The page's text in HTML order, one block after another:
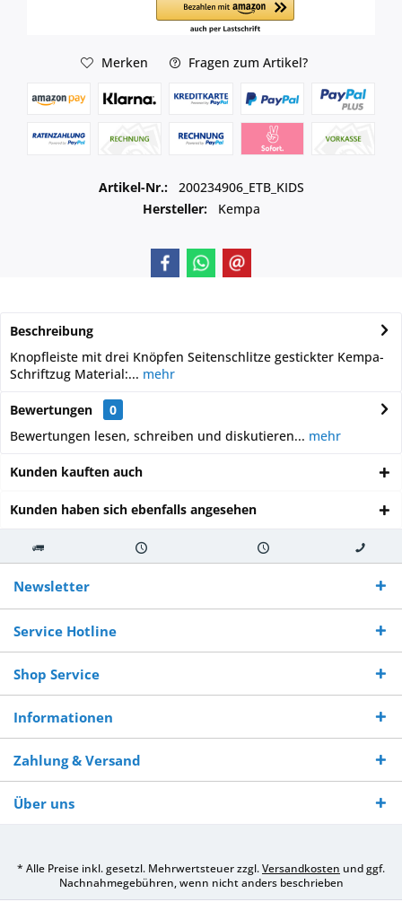
Merken Fragen zum Artikel?
Artikel-Nr.:
200234906_ETB_KIDS
Hersteller:
Kempa
Beschreibung
Knopfleiste mit drei Knöpfen Seitenschlitze gestickter Kempa-
Schriftzug Material:... mehr
Bewertungen
0
Bewertungen lesen, schreiben und diskutieren... mehr
Kunden kauften auch
Kunden haben sich ebenfalls angesehen
Kostenloser
Versand ab €
250,-
Versand innerhalb von Versand von So erreichen
Sie uns 0160
970 511 90
Newsletter
Service Hotline
Shop Service
Informationen
Zahlung & Versand
Über uns
* Alle Preise inkl. gesetzl. Mehrwertsteuer zzgl.Versandkosten und ggf.
Nachnahmegebühren, wenn nicht anders beschrieben